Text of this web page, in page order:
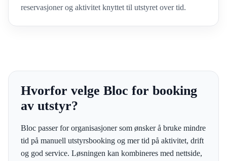
reservasjoner og aktivitet knyttet til utstyret over tid.
Hvorfor velge Bloc for booking
av utstyr?
Bloc passer for organisasjoner som ønsker å bruke mindre
tid på manuell utstyrsbooking og mer tid på aktivitet, drift
og god service. Løsningen kan kombineres med nettside,